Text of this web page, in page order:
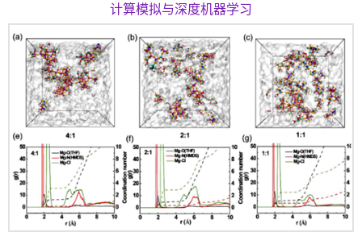
计算模拟与深度机器学习